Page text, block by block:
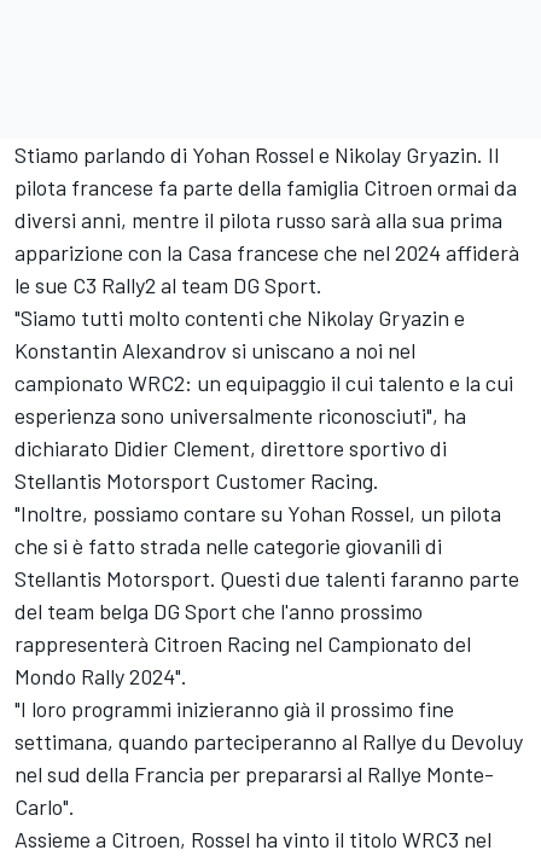
Stiamo parlando di Yohan Rossel e Nikolay Gryazin. Il
pilota francese fa parte della famiglia Citroen ormai da
diversi anni, mentre il pilota russo sarà alla sua prima
apparizione con la Casa francese che nel 2024 affiderà
le sue C3 Rally2 al team DG Sport.
"Siamo tutti molto contenti che Nikolay Gryazin e
Konstantin Alexandrov si uniscano a noi nel
campionato WRC2: un equipaggio il cui talento e la cui
esperienza sono universalmente riconosciuti", ha
dichiarato Didier Clement, direttore sportivo di
Stellantis Motorsport Customer Racing.
"Inoltre, possiamo contare su Yohan Rossel, un pilota
che si è fatto strada nelle categorie giovanili di
Stellantis Motorsport. Questi due talenti faranno parte
del team belga DG Sport che l'anno prossimo
rappresenterà Citroen Racing nel Campionato del
Mondo Rally 2024".
"I loro programmi inizieranno già il prossimo fine
settimana, quando parteciperanno al Rallye du Devoluy
nel sud della Francia per prepararsi al Rallye Monte-
Carlo".
Assieme a Citroen, Rossel ha vinto il titolo WRC3 nel